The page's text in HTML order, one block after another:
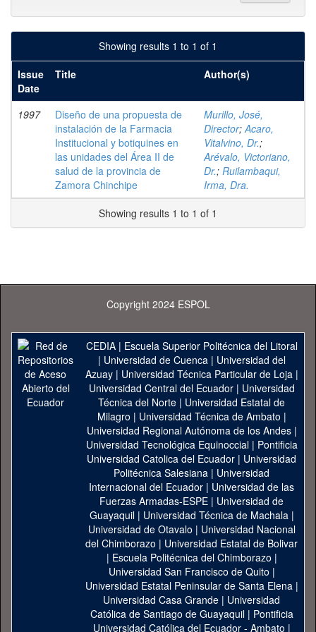
Showing results 1 to 1 of 1
Issue
Date
Title Author(s)
1997
Diseño de una propuesta de
instalación de la Farmacia
Institucional y botiquines en
las unidades del Área II de
salud de la provincia de
Zamora Chinchipe
Murillo, José,
Director;Acaro,
Vitalvino, Dr.;
Arévalo, Victoriano,
Dr.; Ruilambaqui,
Irma, Dra.
Showing results 1 to 1 of 1
Copyright 2024 ESPOL
CEDIA| Escuela Superior Politécnica del Litoral
| Universidad de Cuenca| Universidad del
Azuay| Universidad Técnica Particular de Loja|
Universidad Central del Ecuador| Universidad
Técnica del Norte | Universidad Estatal de
Milagro | Universidad Técnica de Ambato |
Universidad Regional Autónoma de los Andes|
Universidad Tecnológica Equinoccial| Pontificia
Universidad Catolica del Ecuador | Universidad
Politécnica Salesiana | Universidad
Internacional del Ecuador | Universidad de las
Fuerzas Armadas-ESPE | Universidad de
Guayaquil| Universidad Técnica de Machala|
Universidad de Otavalo | Universidad Nacional
del Chimborazo | Universidad Estatal de Bolivar
| Escuela Politécnica del Chimborazo |
Universidad San Francisco de Quito |
Universidad Estatal Peninsular de Santa Elena|
Universidad Casa Grande | Universidad
Católica de Santiago de Guayaquil| Pontificia
Universidad Católica del Ecuador - Ambato |